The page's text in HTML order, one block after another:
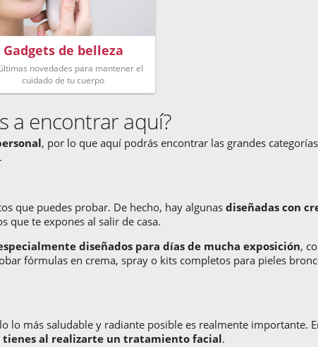
Gadgets de belleza
novedades para mantener el
cuidado de tu cuerpo
a encontrar aquí?
, por lo que aquí podrás encontrar las grandes
que puedes probar. De hecho, hay algunasdiseñadas con
que te expones al salir de casa.
diseñados para días de mucha exposición,
fórmulas en crema, spray o kits completos para pieles
más saludable y radiante posible es realmente importante.
tienes al realizarte un tratamiento facial.